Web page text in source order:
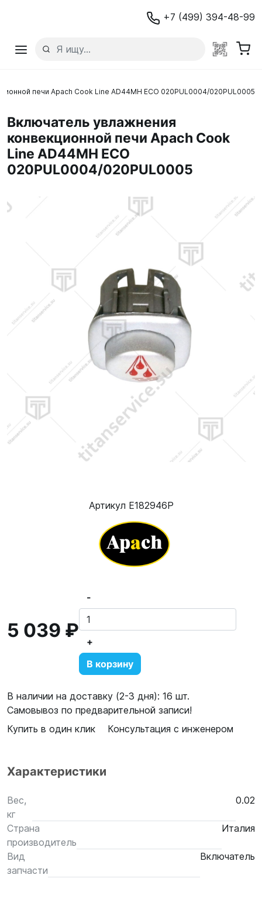
+7 (499) 394-48-99
печи Apach Cook Line AD44MH ECO 020PUL0004/020PUL0005
Включатель увлажнения
конвекционной печи Apach Cook
Line AD44MH ECO
020PUL0004/020PUL0005
Артикул E182946P
5 039 ₽
-
+
В корзину
В наличии на доставку (2-3 дня): 16 шт.
Самовывоз по предварительной записи!
Купить в один клик
Консультация с инженером
Характеристики
Вес,
кг
0.02
Страна
производитель
Италия
Вид
запчасти
Включатель